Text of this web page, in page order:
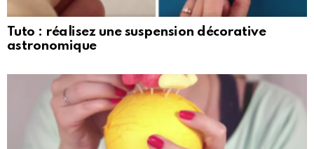
Tuto : réalisez une suspension décorative
astronomique